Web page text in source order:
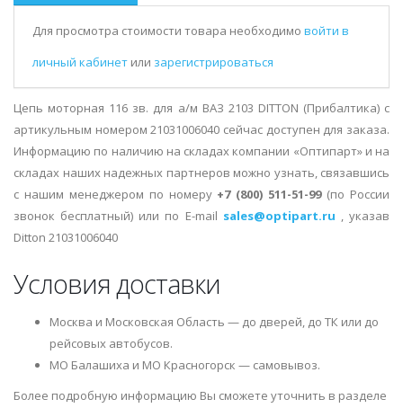
Для просмотра стоимости товара необходимо войти в
личный кабинет или зарегистрироваться
Цепь моторная 116 зв. для а/м ВАЗ 2103 DITTON (Прибалтика) с
артикульным номером 21031006040 сейчас доступен для заказа.
Информацию по наличию на складах компании «Оптипарт» и на
складах наших надежных партнеров можно узнать, связавшись
с нашим менеджером по номеру +7 (800) 511-51-99(по России
звонок бесплатный) или по E-mail sales@optipart.ru , указав
Ditton 21031006040
Условия доставки
Москва и Московская Область — до дверей, до ТК или до
рейсовых автобусов.
МО Балашиха и МО Красногорск — самовывоз.
Более подробную информацию Вы сможете уточнить в разделе